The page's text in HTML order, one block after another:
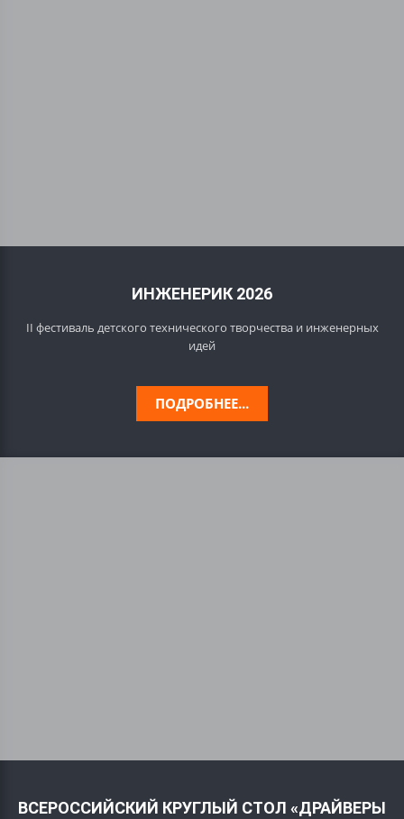
ИНЖЕНЕРИК 2026
II фестиваль детского технического творчества и инженерных
идей
ПОДРОБНЕЕ...
ВСЕРОССИЙСКИЙ КРУГЛЫЙ СТОЛ «ДРАЙВЕРЫ